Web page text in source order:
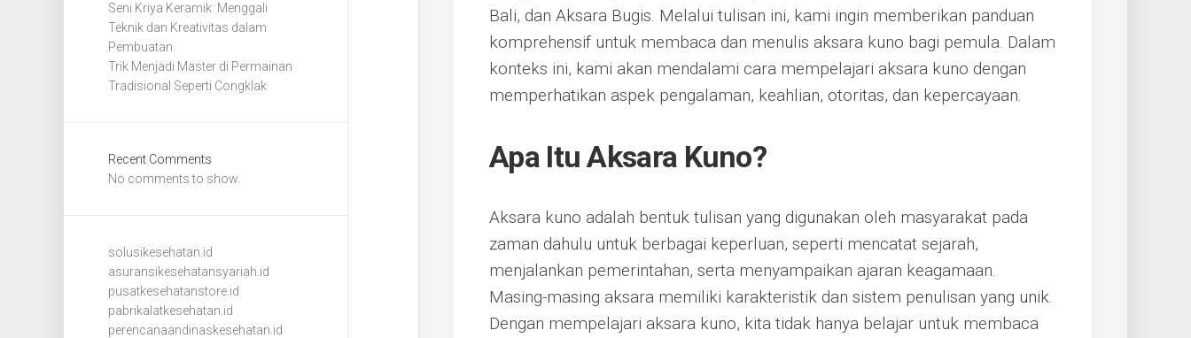
Seni Kriya Keramik: Menggali
Teknik dan Kreativitas dalam
Pembuatan.
Trik Menjadi Master di Permainan
Tradisional Seperti Congklak
Recent Comments
No comments to show.
solusikesehatan.id
asuransikesehatansyariah.id
pusatkesehatanstore.id
pabrikalatkesehatan.id
perencanaandinaskesehatan.id
Bali, dan Aksara Bugis. Melalui tulisan ini, kami ingin memberikan panduan
komprehensif untuk membaca dan menulis aksara kuno bagi pemula. Dalam
konteks ini, kami akan mendalami cara mempelajari aksara kuno dengan
memperhatikan aspek pengalaman, keahlian, otoritas, dan kepercayaan.
Apa Itu Aksara Kuno?
Aksara kuno adalah bentuk tulisan yang digunakan oleh masyarakat pada
zaman dahulu untuk berbagai keperluan, seperti mencatat sejarah,
menjalankan pemerintahan, serta menyampaikan ajaran keagamaan.
Masing-masing aksara memiliki karakteristik dan sistem penulisan yang unik.
Dengan mempelajari aksara kuno, kita tidak hanya belajar untuk membaca